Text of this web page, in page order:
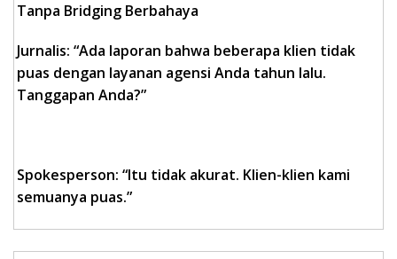
Tanpa Bridging Berbahaya
Jurnalis: “Ada laporan bahwa beberapa klien tidak
puas dengan layanan agensi Anda tahun lalu.
Tanggapan Anda?”
Spokesperson: “Itu tidak akurat. Klien-klien kami
semuanya puas.”